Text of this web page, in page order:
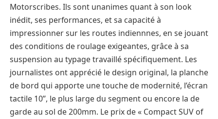
Motorscribes. Ils sont unanimes quant à son look
inédit, ses performances, et sa capacité à
impressionner sur les routes indiennnes, en se jouant
des conditions de roulage exigeantes, grâce à sa
suspension au typage travaillé spécifiquement. Les
journalistes ont apprécié le design original, la planche
de bord qui apporte une touche de modernité, l’écran
tactile 10’’, le plus large du segment ou encore la de
garde au sol de 200mm. Le prix de « Compact SUV of